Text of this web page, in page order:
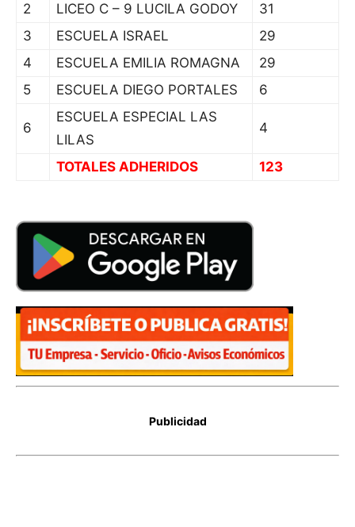
2 LICEO C – 9 LUCILA GODOY
31
3
ESCUELA ISRAEL
29
4
ESCUELA EMILIA ROMAGNA
29
5
ESCUELA DIEGO PORTALES 6
6
ESCUELA ESPECIAL LAS
LILAS
4
TOTALES ADHERIDOS 123
Publicidad